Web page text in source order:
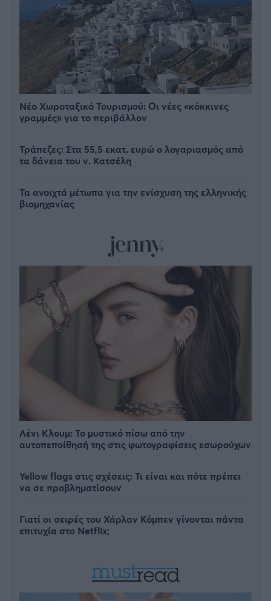
Νέο Χωροταξικό Τουρισμού: Οι νέες «κόκκινες
γραμμές» για το περιβάλλον
Τράπεζες: Στα 55,5 εκατ. ευρώ ο λογαριασμός από
τα δάνεια του ν. Κατσέλη
Τα ανοιχτά μέτωπα για την ενίσχυση της ελληνικής
βιομηχανίας
Λένι Κλουμ: Το μυστικό πίσω από την
αυτοπεποίθησή της στις φωτογραφίσεις εσωρούχων
Yellow flags στις σχέσεις: Τι είναι και πότε πρέπει
να σε προβληματίσουν
Γιατί οι σειρές του Χάρλαν Κόμπεν γίνονται πάντα
επιτυχία στο Netflix;